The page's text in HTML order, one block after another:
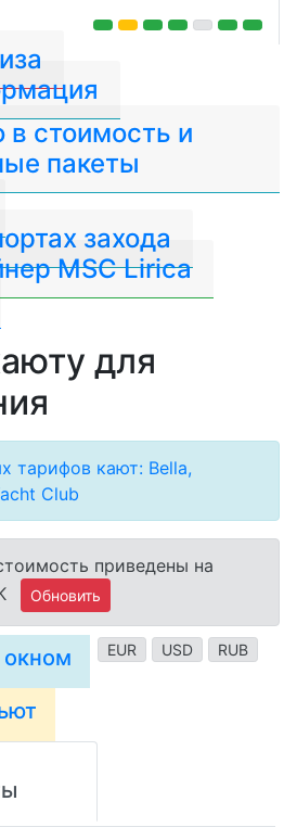
стоимость и
пакеты
захода
MSC Lirica
для
тарифов кают: Bella,
Club
приведены на
Обновить
EUR USD RUB
окном